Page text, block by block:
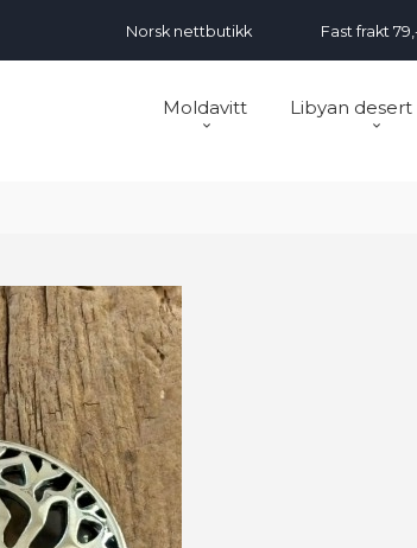
Norsk nettbutikk Fast frakt
Moldavitt Libyan desert